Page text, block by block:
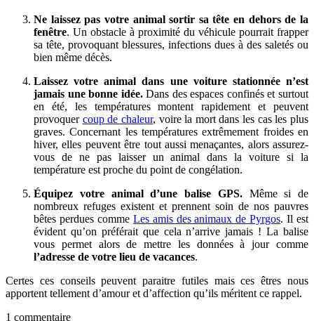
Ne laissez pas votre animal sortir sa tête en dehors de la
fenêtre. Un obstacle à proximité du véhicule pourrait frapper
sa tête, provoquant blessures, infections dues à des saletés ou
bien même décès.
Laissez votre animal dans une voiture stationnée n’est
jamais une bonne idée.Dans des espaces confinés et surtout
en été, les températures montent rapidement et peuvent
provoquer coup de chaleur, voire la mort dans les cas les plus
graves. Concernant les températures extrêmement froides en
hiver, elles peuvent être tout aussi menaçantes, alors assurez-
vous de ne pas laisser un animal dans la voiture si la
température est proche du point de congélation.
Équipez votre animal d’une balise GPS. Même si de
nombreux refuges existent et prennent soin de nos pauvres
bêtes perdues comme Les amis des animaux de Pyrgos. Il est
évident qu’on préférait que cela n’arrive jamais ! La balise
vous permet alors de mettre les données à jour comme
l’adresse de votre lieu de vacances.
Certes ces conseils peuvent paraitre futiles mais ces êtres nous
apportent tellement d’amour et d’affection qu’ils méritent ce rappel.
1 commentaire